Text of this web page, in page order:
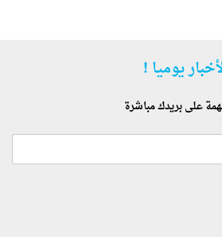
يوميا !
على بريدك مباشرة